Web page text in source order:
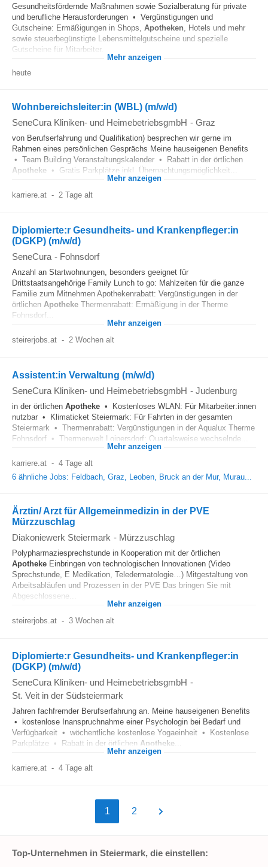
Gesundheitsfördernde Maßnahmen sowie Sozialberatung für private
und berufliche Herausforderungen • Vergünstigungen und
Gutscheine: Ermäßigungen in Shops, Apotheken, Hotels und mehr
sowie steuerbegünstigte Lebensmittelgutscheine und spezielle
Gutscheine für Mitarbeiter...
Mehr anzeigen
heute
Wohnbereichsleiter:in (WBL) (m/w/d)
SeneCura Kliniken- und HeimebetriebsgmbH - Graz
von Berufserfahrung und Qualifikation) besprechen wir gerne im
Rahmen eines persönlichen Gesprächs Meine hauseigenen Benefits
• Team Building Veranstaltungskalender • Rabatt in der örtlichen
Apotheke • Gratis Parkplätze inkl. Übernachtungsmöglichkeit...
Mehr anzeigen
karriere.at - 2 Tage alt
Diplomierte:r Gesundheits- und Krankenpfleger:in
(DGKP) (m/w/d)
SeneCura - Fohnsdorf
Anzahl an Startwohnungen, besonders geeignet für
Drittstaatsangehörige Family Lunch to go: Mahlzeiten für die ganze
Familie zum Mitnehmen Apothekenrabatt: Vergünstigungen in der
örtlichen Apotheke Thermenrabatt: Ermäßigung in der Therme
Fohnsdorf...
Mehr anzeigen
steirerjobs.at - 2 Wochen alt
Assistent:in Verwaltung (m/w/d)
SeneCura Kliniken- und HeimebetriebsgmbH - Judenburg
in der örtlichen Apotheke • Kostenloses WLAN: Für Mitarbeiter:innen
nutzbar • Klimaticket Steiermark: Für Fahrten in der gesamten
Steiermark • Thermenrabatt: Vergünstigungen in der Aqualux Therme
Fohnsdorf • Thermenwelt Loipersdorf: Quartalsweise wechselnde...
Mehr anzeigen
karriere.at - 4 Tage alt
6 ähnliche Jobs: Feldbach, Graz, Leoben, Bruck an der Mur, Murau...
Ärztin/ Arzt für Allgemeinmedizin in der PVE
Mürzzuschlag
Diakoniewerk Steiermark - Mürzzuschlag
Polypharmaziesprechstunde in Kooperation mit der örtlichen
Apotheke Einbringen von technologischen Innovationen (Video
Sprechstunde, E Medikation, Teledermatologie…) Mitgestaltung von
Arbeitsabläufen und Prozessen in der PVE Das bringen Sie mit
Abgeschlossene...
Mehr anzeigen
steirerjobs.at - 3 Wochen alt
Diplomierte:r Gesundheits- und Krankenpfleger:in
(DGKP) (m/w/d)
SeneCura Kliniken- und HeimebetriebsgmbH -
St. Veit in der Südsteiermark
Jahren fachfremder Berufserfahrung an. Meine hauseigenen Benefits
• kostenlose Inanspruchnahme einer Psychologin bei Bedarf und
Verfügbarkeit • wöchentliche kostenlose Yogaeinheit • Kostenlose
Parkplätze • Rabatt in der örtlichen Apotheke
Mehr anzeigen
karriere.at - 4 Tage alt
1 2
Top-Unternehmen in Steiermark, die einstellen: